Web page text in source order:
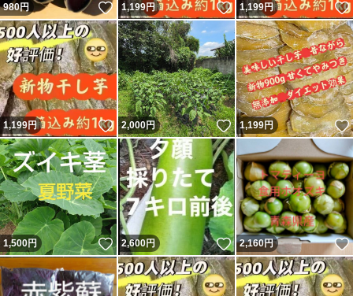
980円 いいね！
1,199円 いいね！
1,199円
1,199円 いいね！
2,000円 いいね！
1,199円
1,500円 いいね！
2,600円 いいね！
2,160円